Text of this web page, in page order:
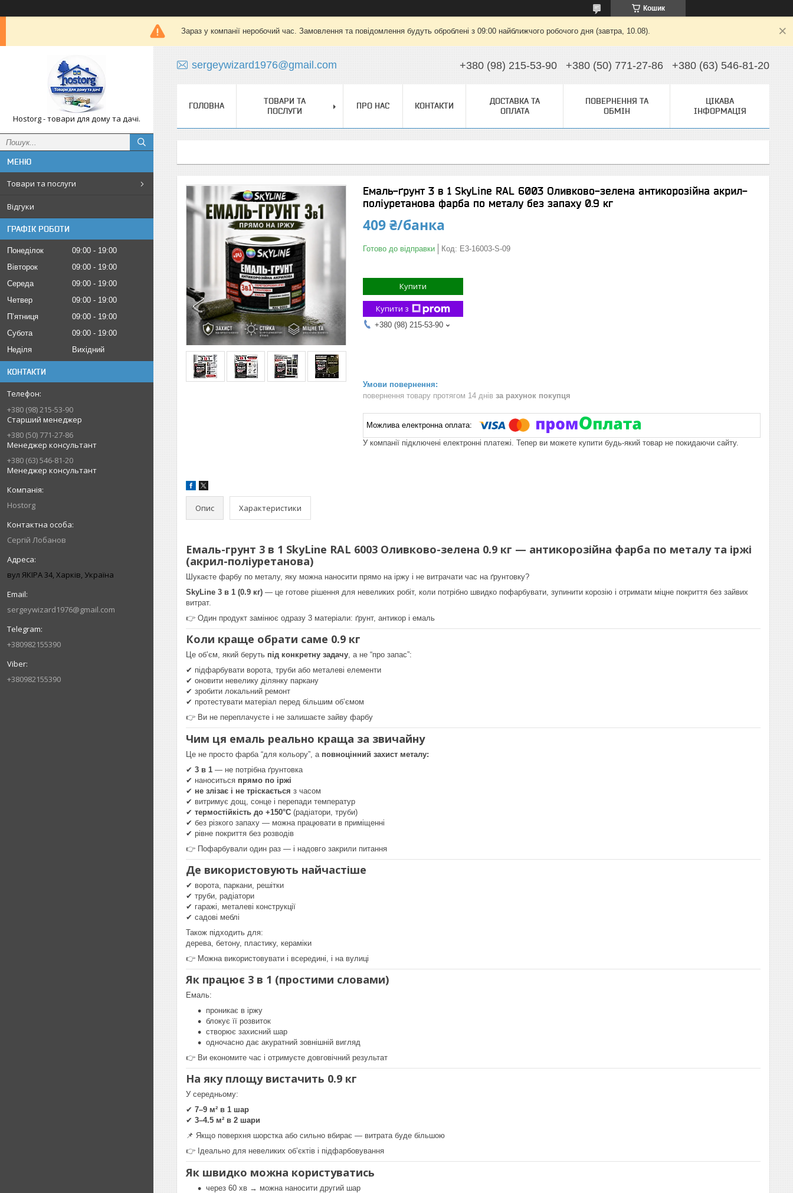
Кошик
Зараз у компанії неробочий час. Замовлення та повідомлення будуть оброблені з 09:00 найближчого робочого дня (завтра, 10.08).
Hostorg - товари для дому та дачі.
Товари та послуги
Відгуки
ГРАФІК РОБОТИ
Понеділок 09:00
19:00
Вівторок
09:00
19:00
Середа
09:00
19:00
Четвер
09:00
19:00
Пʼятниця
09:00
19:00
Субота
09:00
19:00
Неділя
Вихідний
КОНТАКТИ
+380 (98) 215-53-90
Старший менеджер
+380 (50) 771-27-86
Менеджер консультант
+380 (63) 546-81-20
Менеджер консультант
Hostorg
Сергій Лобанов
вул ЯКІРА 34, Харків, Україна
sergeywizard1976@gmail.com
+380982155390
+380982155390
sergeywizard1976@gmail.com +380 (98) 215-53-90 +380 (50) 771-27-86 +380 (63) 546-81-20
ГОЛОВНА
ТОВАРИ ТА
ПОСЛУГИ
ПРО НАС КОНТАКТИ
ДОСТАВКА ТА
ОПЛАТА
ПОВЕРНЕННЯ ТА
ОБМІН
ЦІКАВА
ІНФОРМАЦІЯ
Емаль-ґрунт 3 в 1 SkyLine RAL 6003 Оливково-зелена антикорозійна акрил-
поліуретанова фарба по металу без запаху 0.9 кг
409 ₴/банка
Готово до відправки Код: E3-16003-S-09
Купити
Купити з
+380 (98) 215-53-90
повернення товару протягом 14 днів за рахунок покупця
У компанії підключені електронні платежі. Тепер ви можете купити будь-який товар не покидаючи сайту.
Опис Характеристики
Емаль-грунт 3 в 1 SkyLine RAL 6003 Оливково-зелена 0.9 кг — антикорозійна фарба по металу та іржі
(акрил-поліуретанова)
Шукаєте фарбу по металу, яку можна наносити прямо на іржу і не витрачати час на ґрунтовку?
SkyLine 3 в 1 (0.9 кг) — це готове рішення для невеликих робіт, коли потрібно швидко пофарбувати, зупинити корозію і отримати міцне покриття без зайвих
витрат.
👉 Один продукт замінює одразу 3 матеріали: ґрунт, антикор і емаль
Коли краще обрати саме 0.9 кг
Це об’єм, який беруть під конкретну задачу, а не “про запас”:
✔ підфарбувати ворота, труби або металеві елементи
✔ оновити невелику ділянку паркану
✔ зробити локальний ремонт
✔ протестувати матеріал перед більшим об’ємом
👉 Ви не переплачуєте і не залишаєте зайву фарбу
Чим ця емаль реально краща за звичайну
Це не просто фарба “для кольору”, а повноцінний захист металу:
✔ 3 в 1 — не потрібна ґрунтовка
✔ наноситься прямо по іржі
✔ не злізає і не тріскається з часом
✔ витримує дощ, сонце і перепади температур
✔ термостійкість до +150°C (радіатори, труби)
✔ без різкого запаху — можна працювати в приміщенні
✔ рівне покриття без розводів
👉 Пофарбували один раз — і надовго закрили питання
Де використовують найчастіше
✔ ворота, паркани, решітки
✔ труби, радіатори
✔ гаражі, металеві конструкції
✔ садові меблі
Також підходить для:
дерева, бетону, пластику, кераміки
👉 Можна використовувати і всередині, і на вулиці
Як працює 3 в 1 (простими словами)
Емаль:
проникає в іржу
блокує її розвиток
створює захисний шар
одночасно дає акуратний зовнішній вигляд
👉 Ви економите час і отримуєте довговічний результат
На яку площу вистачить 0.9 кг
У середньому:
✔ 7–9 м² в 1 шар
✔ 3–4.5 м² в 2 шари
📌 Якщо поверхня шорстка або сильно вбирає — витрата буде більшою
👉 Ідеально для невеликих об’єктів і підфарбовування
Як швидко можна користуватись
через 60 хв → можна наносити другий шар